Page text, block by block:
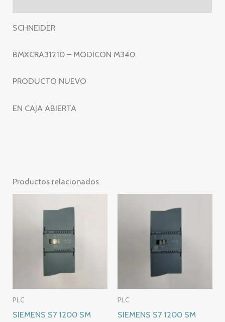
SCHNEIDER
BMXCRA31210 – MODICON M340
PRODUCTO NUEVO
EN CAJA ABIERTA
Productos relacionados
PLC
SIEMENS S7 1200 SM
PLC
SIEMENS S7 1200 SM